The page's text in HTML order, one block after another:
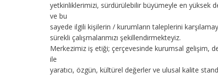
yetkinliklerimizi, sürdürülebilir büyümeyle en yüksek
ve bu
sayede ilgili kişilerin / kurumların taleplerini
sürekli çalışmalarımızı şekillendirmekteyiz.
Merkezimiz iş etiği; çerçevesinde kurumsal gelişim,
ile
yaratıcı, özgün, kültürel değerler ve ulusal kalite